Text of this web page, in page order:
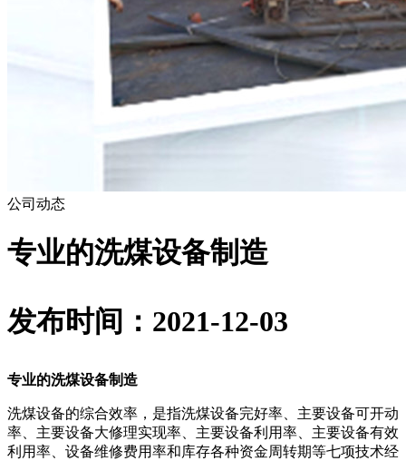
公司动态
专业的洗煤设备制造
发布时间：2021-12-03
专业的洗煤设备制造
洗煤设备的综合效率，是指洗煤设备完好率、主要设备可开动
率、主要设备大修理实现率、主要设备利用率、主要设备有效
利用率、设备维修费用率和库存各种资金周转期等七项技术经